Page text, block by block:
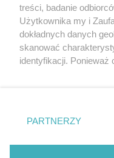
Nie zapomnij
zapoznać się z:
polityką
Twojemiasto
Piekary Śląskie
Chorzów
Tarnowskie Góry
Gliwice
treści, badanie
Użytkownika my i
dokładnych danych
skanować
identyfikacji. Ponieważ
prywatności
. Niektóre rodzaje
zgody użytkownika,
takiemu przetwarzaniu.
PARTNERZY